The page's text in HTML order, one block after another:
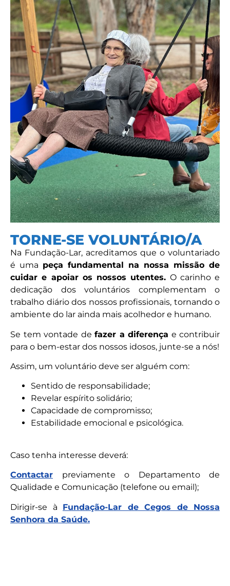
TORNE-SE VOLUNTÁRIO/A
Na Fundação-Lar, acreditamos que o voluntariado
é uma peça fundamental na nossa missão de
cuidar e apoiar os nossos utentes. O carinho e
dedicação dos voluntários complementam o
trabalho diário dos nossos profissionais, tornando o
ambiente do lar ainda mais acolhedor e humano.
Se tem vontade de fazer a diferença e contribuir
para o bem-estar dos nossos idosos, junte-se a nós!
Assim, um voluntário deve ser alguém com:
Sentido de responsabilidade;
Revelar espírito solidário;
Capacidade de compromisso;
Estabilidade emocional e psicológica.
Caso tenha interesse deverá:
Contactar previamente o Departamento de
Qualidade e Comunicação (telefone ou email);
Dirigir-se à Fundação-Lar de Cegos de Nossa
Senhora da Saúde.